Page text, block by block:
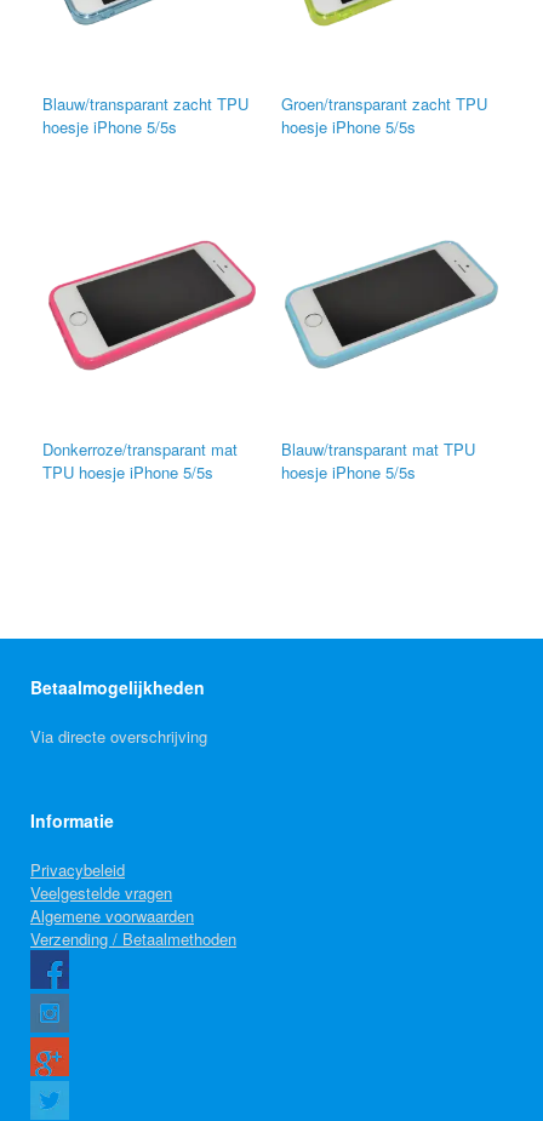
Blauw/transparant zacht TPU
hoesje iPhone 5/5s
Groen/transparant zacht TPU
hoesje iPhone 5/5s
Donkerroze/transparant mat
TPU hoesje iPhone 5/5s
Blauw/transparant mat TPU
hoesje iPhone 5/5s
Betaalmogelijkheden
Via directe overschrijving
Informatie
Privacybeleid
Veelgestelde vragen
Algemene voorwaarden
Verzending / Betaalmethoden